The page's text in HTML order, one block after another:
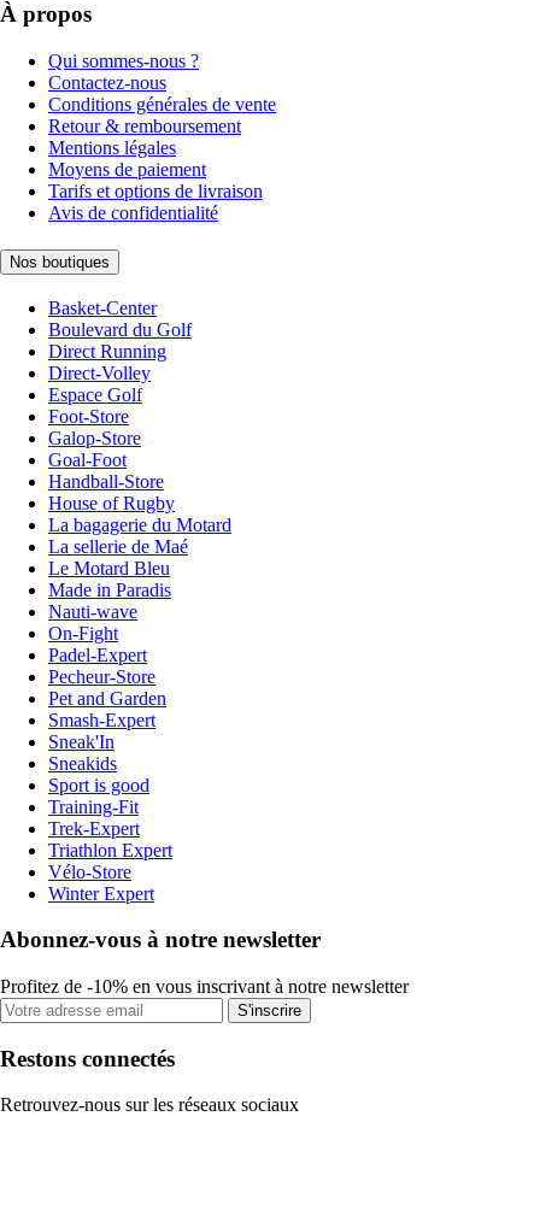
À propos
Qui sommes-nous ?
Contactez-nous
Conditions générales de vente
Retour & remboursement
Mentions légales
Moyens de paiement
Tarifs et options de livraison
Avis de confidentialité
Nos boutiques
Basket-Center
Boulevard du Golf
Direct Running
Direct-Volley
Espace Golf
Foot-Store
Galop-Store
Goal-Foot
Handball-Store
House of Rugby
La bagagerie du Motard
La sellerie de Maé
Le Motard Bleu
Made in Paradis
Nauti-wave
On-Fight
Padel-Expert
Pecheur-Store
Pet and Garden
Smash-Expert
Sneak'In
Sneakids
Sport is good
Training-Fit
Trek-Expert
Triathlon Expert
Vélo-Store
Winter Expert
Abonnez-vous à notre newsletter
Profitez de -10% en vous inscrivant à notre newsletter
S'inscrire
Restons connectés
Retrouvez-nous sur les réseaux sociaux